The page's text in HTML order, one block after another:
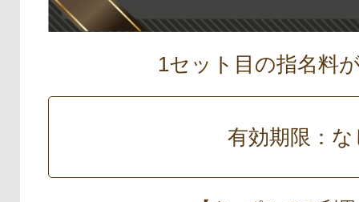
1セット目の指名料
有効期限：な